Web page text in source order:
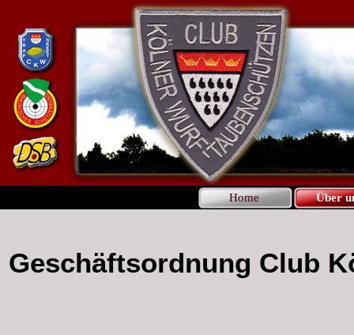
Home Über
Geschäftsordnung Club